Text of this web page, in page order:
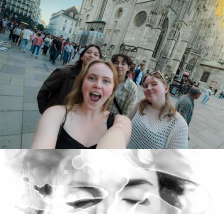
Interrail med Foto og Musikk!